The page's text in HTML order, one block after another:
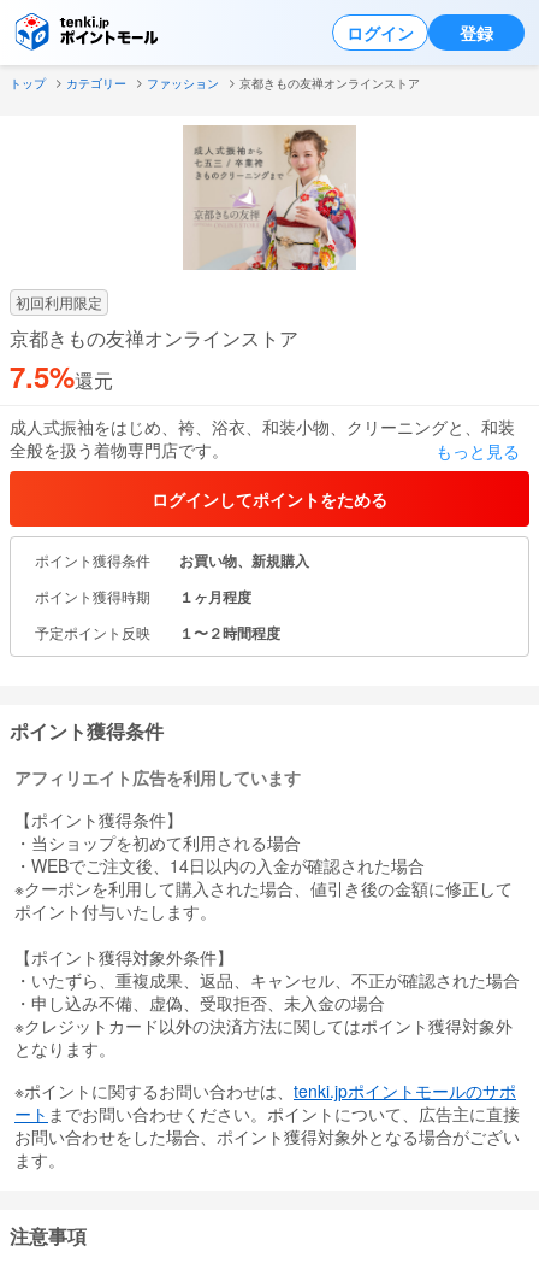
ログイン 登録
トップ カテゴリー ファッション 京都きもの友禅オンラインストア
初回利用限定
京都きもの友禅オンラインストア
7.5%還元
成人式振袖をはじめ、袴、浴衣、和装小物、クリーニングと、和装
全般を扱う着物専門店です。
もっと見る
ログインしてポイントをためる
ポイント獲得条件 お買い物、新規購入
ポイント獲得時期 １ヶ月程度
予定ポイント反映 １〜２時間程度
ポイント獲得条件
アフィリエイト広告を利用しています
【ポイント獲得条件】
・当ショップを初めて利用される場合
・WEBでご注文後、14日以内の入金が確認された場合
※クーポンを利用して購入された場合、値引き後の金額に修正して
ポイント付与いたします。
【ポイント獲得対象外条件】
・いたずら、重複成果、返品、キャンセル、不正が確認された場合
・申し込み不備、虚偽、受取拒否、未入金の場合
※クレジットカード以外の決済方法に関してはポイント獲得対象外
となります。
※ポイントに関するお問い合わせは、 tenki.jpポイントモールのサポ
ート までお問い合わせください。ポイントについて、広告主に直接
お問い合わせをした場合、ポイント獲得対象外となる場合がござい
ます。
注意事項